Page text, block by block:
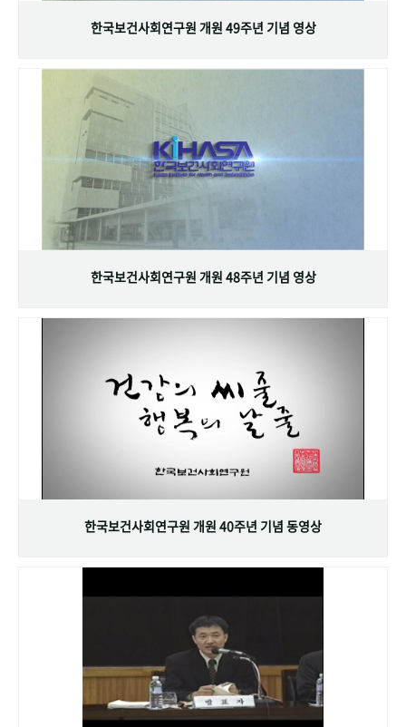
VR 역사관
한국보건사회연구원 개원 49주년 기념 영상
한국보건사회연구원 개원 48주년 기념 영상
한국보건사회연구원 개원 40주년 기념 동영상